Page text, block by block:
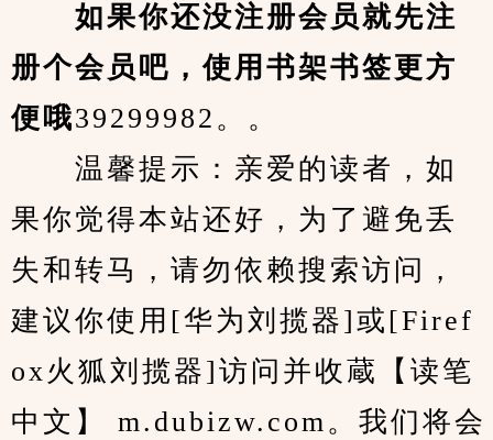
如果你还没注册会员就先注
册个会员吧，使用书架书签更方
便哦39299982。。
温馨提示：亲爱的读者，如
果你觉得本站还好，为了避免丢
失和转马，请勿依赖搜索访问，
建议你使用[华为刘揽器]或[Firef
ox火狐刘揽器]访问并收蔵【读笔
中文】 m.dubizw.com。我们将会